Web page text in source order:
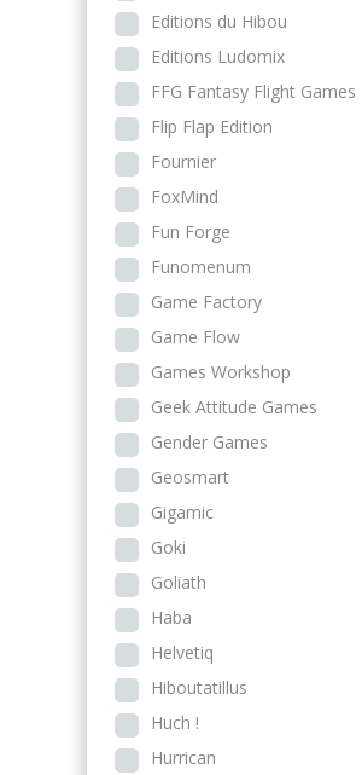
Editions du Hibou
Editions Ludomix
FFG Fantasy Flight Games
Flip Flap Edition
Fournier
FoxMind
Fun Forge
Funomenum
Game Factory
Game Flow
Games Workshop
Geek Attitude Games
Gender Games
Geosmart
Gigamic
Goki
Goliath
Haba
Helvetiq
Hiboutatillus
Huch !
Hurrican